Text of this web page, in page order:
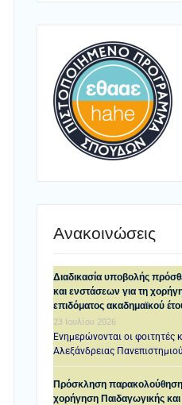
Ανακοινώσεις
Διαδικασία υποβολής
και ενστάσεων για τη
επιδόματος ακαδημαϊκού
23 Ιουλίου 2026
Ενημερώνονται οι φοιτητές
Αλεξάνδρειας
Πρόσκληση
χορήγηση Παιδαγωγικής και